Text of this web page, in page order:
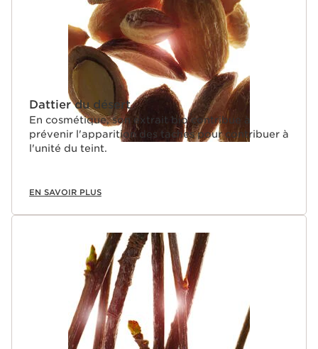
Dattier du désert
En cosmétique, son extrait bio contribue à
prévenir l'apparition des taches pour contribuer à
l'unité du teint.
EN SAVOIR PLUS